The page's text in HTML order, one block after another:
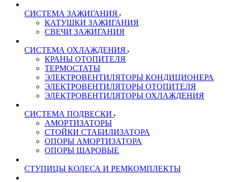
СИСТЕМА ЗАЖИГАНИЯ
КАТУШКИ ЗАЖИГАНИЯ
СВЕЧИ ЗАЖИГАНИЯ
СИСТЕМА ОХЛАЖДЕНИЯ
КРАНЫ ОТОПИТЕЛЯ
ТЕРМОСТАТЫ
ЭЛЕКТРОВЕНТИЛЯТОРЫ КОНДИЦИОНЕРА
ЭЛЕКТРОВЕНТИЛЯТОРЫ ОТОПИТЕЛЯ
ЭЛЕКТРОВЕНТИЛЯТОРЫ ОХЛАЖДЕНИЯ
СИСТЕМА ПОДВЕСКИ
АМОРТИЗАТОРЫ
СТОЙКИ СТАБИЛИЗАТОРА
ОПОРЫ АМОРТИЗАТОРА
ОПОРЫ ШАРОВЫЕ
СТУПИЦЫ КОЛЕСА И РЕМКОМПЛЕКТЫ